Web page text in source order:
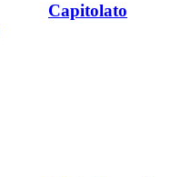
Capitolato